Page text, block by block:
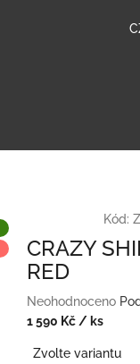
Kód:
CRAZY
RED
Průměrné
hodnocení
je
Neohodnoceno
1 590 Kč / ks
cena:
Zvolte variantu